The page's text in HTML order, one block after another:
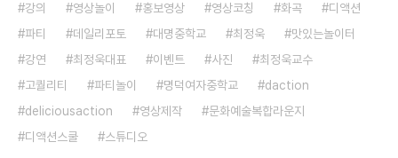
강의
영상놀이 홍보영상 영상코칭 화곡
디액션
파티
데일리포토 대명중학교 최정욱
맛있는놀이터
강연
최정욱대표 이벤트 사진
최정욱교수
고퀄리티
파티놀이 명덕여자중학교
daction
deliciousaction
영상제작
문화예술복합라운지
디액션스쿨
스튜디오